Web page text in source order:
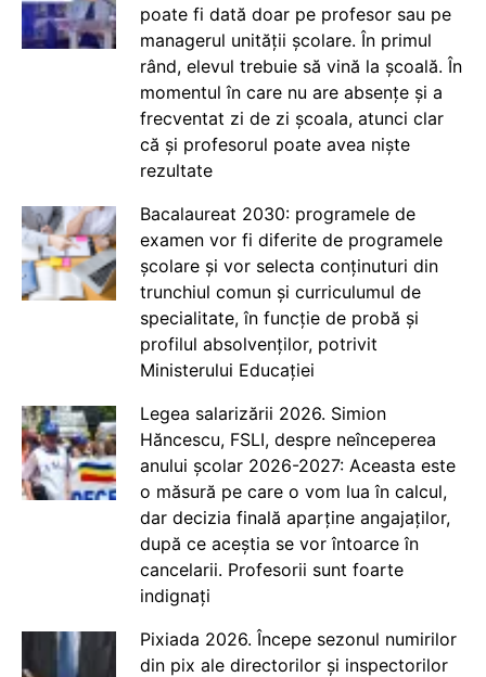
poate fi dată doar pe profesor sau pe
managerul unității școlare. În primul
rând, elevul trebuie să vină la școală. În
momentul în care nu are absențe și a
frecventat zi de zi școala, atunci clar
că și profesorul poate avea niște
rezultate
Bacalaureat 2030: programele de
examen vor fi diferite de programele
școlare și vor selecta conținuturi din
trunchiul comun și curriculumul de
specialitate, în funcție de probă și
profilul absolvenților, potrivit
Ministerului Educației
Legea salarizării 2026. Simion
Hăncescu, FSLI, despre neînceperea
anului școlar 2026-2027: Aceasta este
o măsură pe care o vom lua în calcul,
dar decizia finală aparține angajaților,
după ce aceștia se vor întoarce în
cancelarii. Profesorii sunt foarte
indignați
Pixiada 2026. Începe sezonul numirilor
din pix ale directorilor și inspectorilor